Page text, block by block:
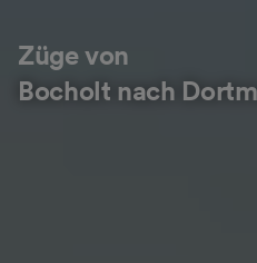
Züge von
Bocholt nach